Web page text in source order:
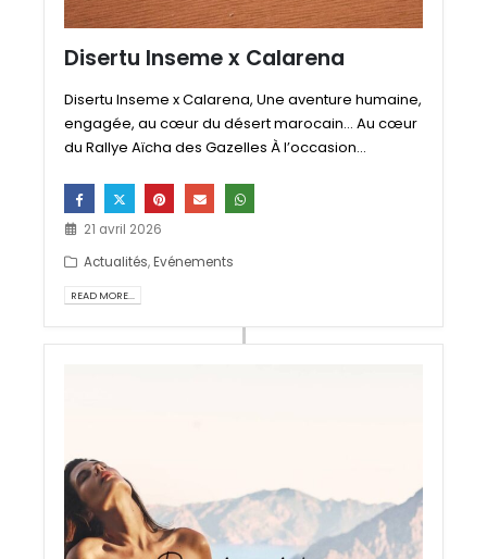
Disertu Inseme x Calarena
Disertu Inseme x Calarena, Une aventure humaine,
engagée, au cœur du désert marocain… Au cœur
du Rallye Aïcha des Gazelles À l’occasion...
21 avril 2026
Actualités,Evénements
READ MORE...